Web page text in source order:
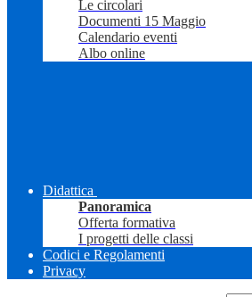
Le circolari
Documenti 15 Maggio
Calendario eventi
Albo online
Didattica
Panoramica
Offerta formativa
I progetti delle classi
Codici e Regolamenti
Privacy